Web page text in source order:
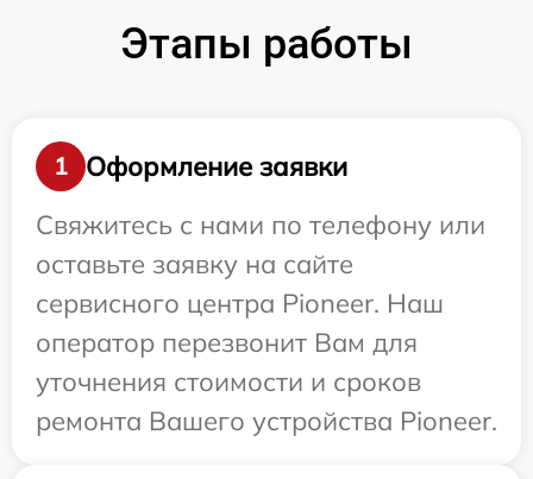
Этапы работы
1
Оформление заявки
Свяжитесь с нами по телефону или
оставьте заявку на сайте
сервисного центра Pioneer. Наш
оператор перезвонит Вам для
уточнения стоимости и сроков
ремонта Вашего устройства Pioneer.